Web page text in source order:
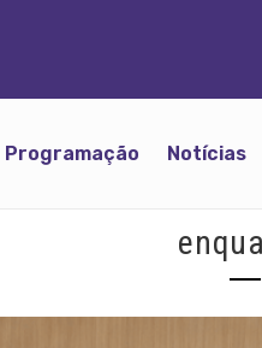
Programação Notícias